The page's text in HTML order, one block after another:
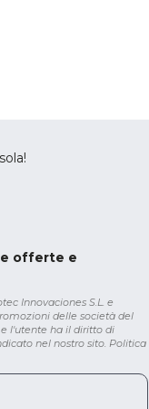
offerte e
Innovaciones S.L. e
delle società del
l'utente ha il diritto di
nel nostro sito. Politica